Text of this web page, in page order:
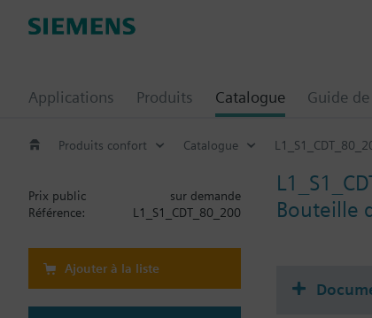
Applications Produits Catalogue Guide
Produits confort Catalogue
Bouteille
Prix public
sur demande
Référence:
L1_S1_CDT_80_200
Ajouter à la liste